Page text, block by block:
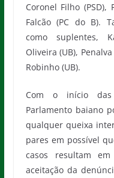
Coronel Filho (PSD),
Falcão (PC do B).
como suplentes,
Oliveira (UB),
Robinho (UB).
Com o início
Parlamento baiano
qualquer queixa
pares em possível
casos resultam
aceitação da